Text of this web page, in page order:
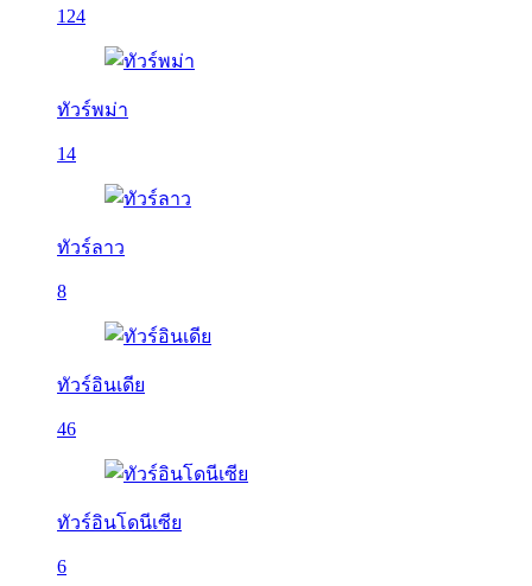
124
ทัวร์พม่า
14
ทัวร์ลาว
8
ทัวร์อินเดีย
46
ทัวร์อินโดนีเซีย
6